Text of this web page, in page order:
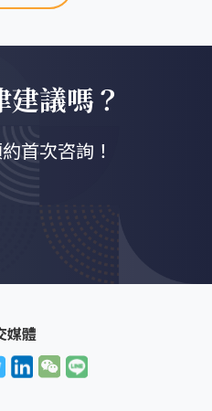
議嗎？
首次咨詢！
媒體